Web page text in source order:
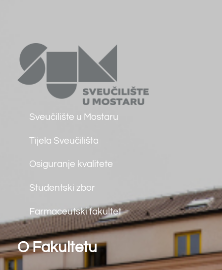
Knjižnica
Javna nabava
Kolegiji
Studij
Integrirani diplomski i
Diplomski studiji
Doktorski studiji
Kontakt